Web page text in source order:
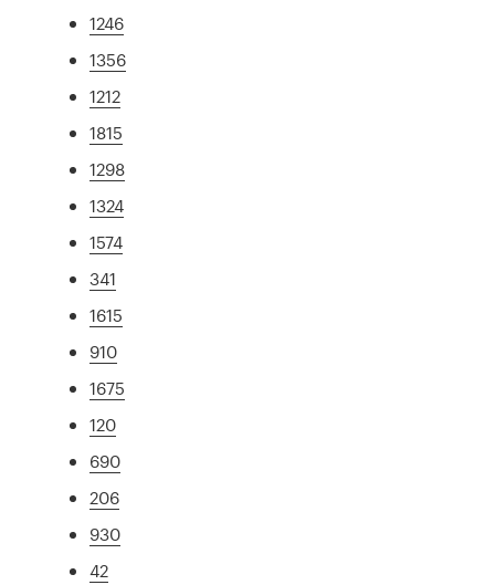
1246
1356
1212
1815
1298
1324
1574
341
1615
910
1675
120
690
206
930
42